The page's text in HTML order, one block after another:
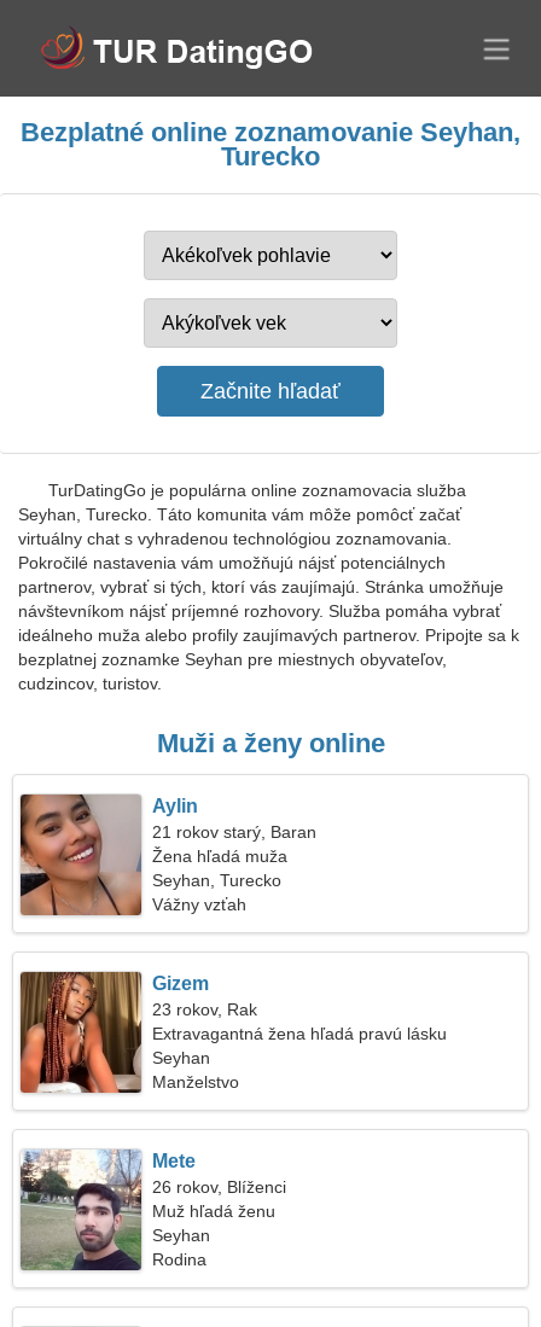
Bezplatné online zoznamovanie Seyhan,
Turecko
TurDatingGo je populárna online zoznamovacia služba
Seyhan, Turecko. Táto komunita vám môže pomôcť začať
virtuálny chat s vyhradenou technológiou zoznamovania.
Pokročilé nastavenia vám umožňujú nájsť potenciálnych
partnerov, vybrať si tých, ktorí vás zaujímajú. Stránka umožňuje
návštevníkom nájsť príjemné rozhovory. Služba pomáha vybrať
ideálneho muža alebo profily zaujímavých partnerov. Pripojte sa k
bezplatnej zoznamke Seyhan pre miestnych obyvateľov,
cudzincov, turistov.
Muži a ženy online
Aylin
21 rokov starý, Baran
Žena hľadá muža
Seyhan, Turecko
Vážny vzťah
Gizem
23 rokov, Rak
Extravagantná žena hľadá pravú lásku
Seyhan
Manželstvo
Mete
26 rokov, Blíženci
Muž hľadá ženu
Seyhan
Rodina